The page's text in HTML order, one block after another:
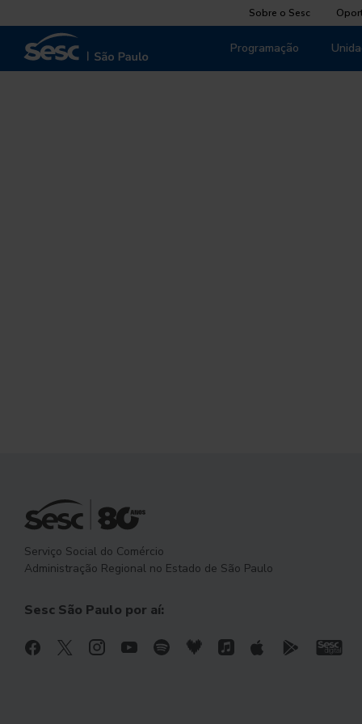
Sobre o Sesc
Programação
Serviço Social do Comércio
Administração Regional no Estado de São Paulo
Sesc São Paulo por aí: